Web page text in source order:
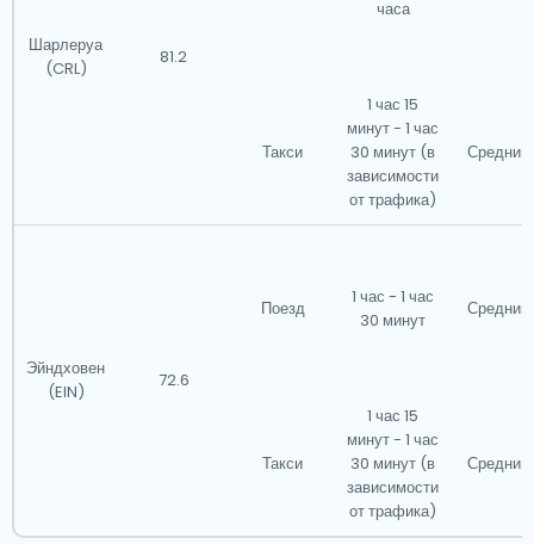
Шарлеруа
(CRL)
81.2
часа
Такси
1 час 15
минут - 1 час
30 минут (в
зависимости
от трафика)
Средний
Эйндховен
(EIN)
72.6
Поезд
1 час - 1 час
30 минут
Средний
Такси
1 час 15
минут - 1 час
30 минут (в
зависимости
от трафика)
Средний